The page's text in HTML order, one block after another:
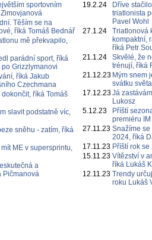
sportovním
Těším se na
říká Tomáš Bednář
mě překvapilo,
parádní sport, říká
Grizzlymanovi
říká Jakub
Czechmana
říká Tomáš
slavit podstatně víc,
sněhu - zatím, říká
ME v supersprintu,
a
Pičmanová
19.2.24
Dříve
triatlonista
Pavel Wohl
27.1.24
Triatlonová
kompaktní,
říká Petr
21.1.24
Skvělé, že
trénují, říká
21.12.23 Mým snem
svátku
17.12.23Já
Lukosz
5.12.23
Příští
premiéru
27.11.23 Snažíme
2024, říká
17.11.23 Příští rok
15.11.23 Vítězství v
říká Lukáš
12.11.23 Trendy
roku Lukáš